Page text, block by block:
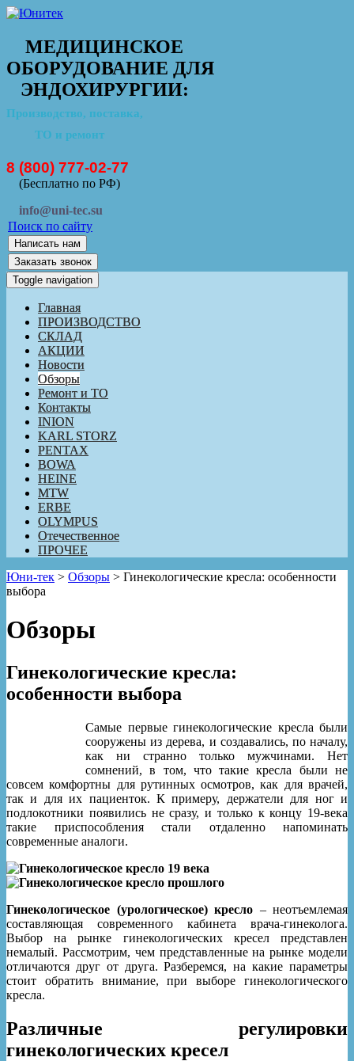
МЕДИЦИНСКОЕ
ОБОРУДОВАНИЕ ДЛЯ
ЭНДОХИРУРГИИ:
Производство, поставка,
ТО и ремонт
8 (800) 777-02-77
(Бесплатно по РФ)
info@uni-tec.su
Поиск по сайту
Написать нам
Заказать звонок
Toggle navigation
Главная
ПРОИЗВОДСТВО
СКЛАД
АКЦИИ
Новости
Обзоры
Ремонт и ТО
Контакты
INION
KARL STORZ
PENTAX
BOWA
HEINE
MTW
ERBE
OLYMPUS
Отечественное
ПРОЧЕЕ
Юни-тек > Обзоры > Гинекологические кресла: особенности
выбора
Обзоры
Гинекологические кресла:
особенности выбора
Cамые первые гинекологические кресла были
сооружены из дерева, и создавались, по началу,
как ни странно только мужчинами. Нет
сомнений, в том, что такие кресла были не
совсем комфортны для рутинных осмотров, как для врачей,
так и для их пациенток. К примеру, держатели для ног и
подлокотники появились не сразу, и только к концу 19-века
такие приспособления стали отдаленно напоминать
современные аналоги.
Гинекологическое (урологическое) кресло – неотъемлемая
составляющая современного кабинета врача-гинеколога.
Выбор на рынке гинекологических кресел представлен
немалый. Рассмотрим, чем представленные на рынке модели
отличаются друг от друга. Разберемся, на какие параметры
стоит обратить внимание, при выборе гинекологического
кресла.
Различные регулировки
гинекологических кресел